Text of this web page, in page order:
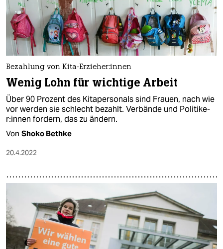
Bezahlung von Kita-Er­zie­he­r:in­nen
Wenig Lohn für wichtige Arbeit
Über 90 Prozent des Kitapersonals sind Frauen, nach wie
vor werden sie schlecht bezahlt. Verbände und Po­li­ti­ke­
r:in­nen fordern, das zu ändern.
Von Shoko Bethke
20.4.2022